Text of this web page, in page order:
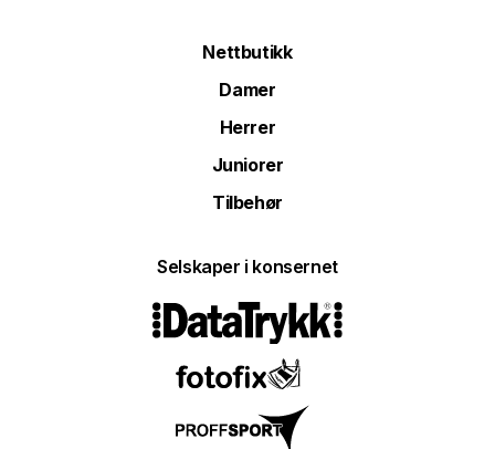
Nettbutikk
Damer
Herrer
Juniorer
Tilbehør
Selskaper i konsernet